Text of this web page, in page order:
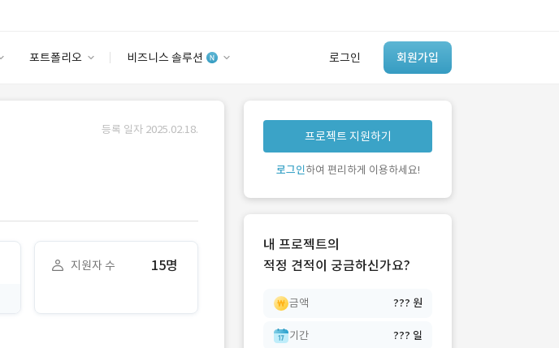
포트폴리오 비즈니스 솔루션 로그인 회원가입
안심 코드 케어
유사사례 검색 AI
‘이런 거’ 만들어본
개발 회사 있어?
등록 일자 2025.02.18.
지원자 수 15명
프로젝트 지원하기
로그인하여 편리하게 이용하세요!
내 프로젝트의
적정 견적이 궁금하신가요?
금액 ??? 원
기간 ??? 일